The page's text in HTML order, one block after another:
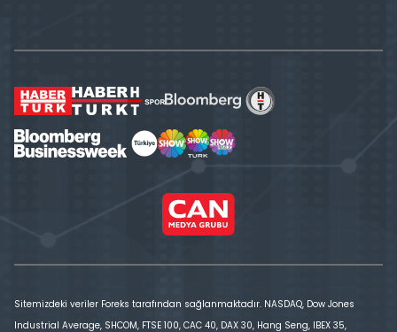
Sitemizdeki veriler Foreks tarafından sağlanmaktadır. NASDAQ, Dow Jones
Industrial Average, SHCOM, FTSE 100, CAC 40, DAX 30, Hang Seng, IBEX 35,